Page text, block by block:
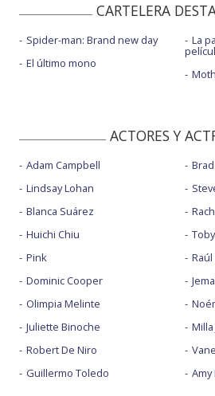
CARTELERA
Spider-man: Brand new day
El último mono
La
ACTORES Y
Adam Campbell
Lindsay Lohan
Blanca Suárez
Huichi Chiu
Pink
Dominic Cooper
Olimpia Melinte
Juliette Binoche
Robert De Niro
Guillermo Toledo
Milla
Amy